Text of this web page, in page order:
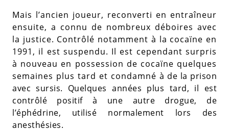
Mais l’ancien joueur, reconverti en entraîneur
ensuite, a connu de nombreux déboires avec
la justice. Contrôlé notamment à la cocaïne en
1991, il est suspendu. Il est cependant surpris
à nouveau en possession de cocaïne quelques
semaines plus tard et condamné à de la prison
avec sursis. Quelques années plus tard, il est
contrôlé positif à une autre drogue, de
l’éphédrine, utilisé normalement lors des
anesthésies.